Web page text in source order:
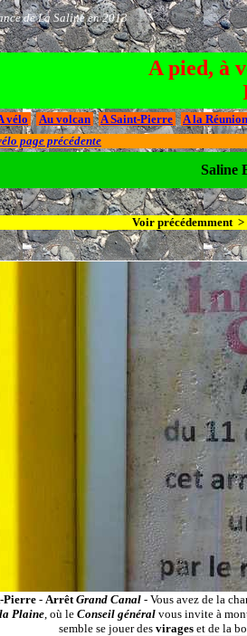
de La Saline en 2013
A pied, à
vélo Au volcan A Saint-Pierre
A la Réunion
page précédente
Saline
Voir précédemment
Pierre - ArrêtGrand Canal - Vous avez de la
Plaine, où le Conseil général vous invite à
semble se jouer des virages et de la